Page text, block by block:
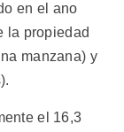
en el ano
la propiedad
manzana) y
el 16,3